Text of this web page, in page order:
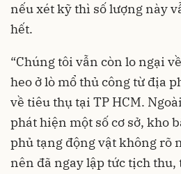
nếu xét kỹ thì số lượng này
hết.
“Chúng tôi vẫn còn lo ngại
heo ở lò mổ thủ công từ địa
về tiêu thụ tại TP HCM.
phát hiện một số cơ sở, kho
phủ tạng động vật không rõ
nên đã ngay lập tức tịch